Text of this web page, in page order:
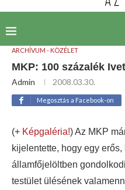
ARCHÍVUM - KÖZÉLET
MKP: 100 százalék
Admin 2008.03.30.
Megosztás a Facebook-on
(+ Képgaléria!) Az MKP
kijelentette, hogy egy
államfőjelöltben
testület ülésének